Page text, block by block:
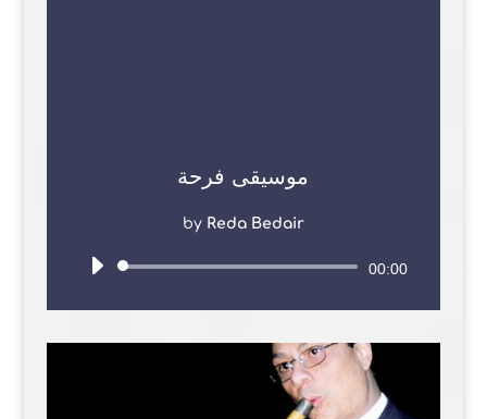
موسيقى فرحة
by Reda Bedair
Audio
00:00